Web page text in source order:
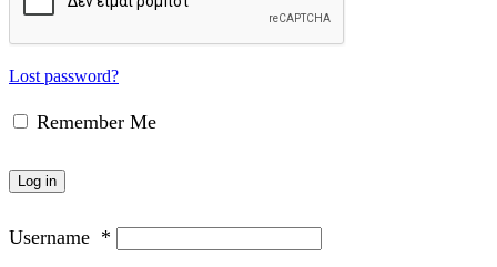
Lost password?
Remember Me
Log in
Username *